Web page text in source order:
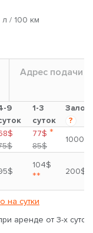
л / 100 км
Адрес подачи
9
1-3
суток
Залог
?
77$ *
85$
1000$
104$
** 200$
на сутки
аренде от 3-х суток